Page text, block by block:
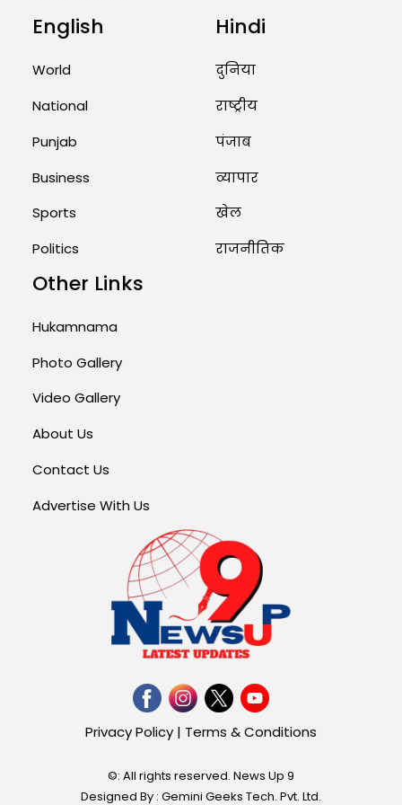
Unique Wedding: Twin Sisters
Priests Conducting Rituals...
English
World
National
Punjab
Business
Sports
Politics
Hindi
दुनिया
राष्ट्रीय
पंजाब
व्यापार
खेल
राजनीतिक
Other Links
Hukamnama
Photo Gallery
Video Gallery
About Us
Contact Us
Advertise With Us
Privacy Policy | Terms & Conditions
©: All rights reserved. News Up 9
Designed By : Gemini Geeks Tech. Pvt. Ltd.